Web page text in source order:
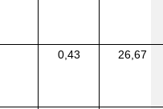
0,43 26,67